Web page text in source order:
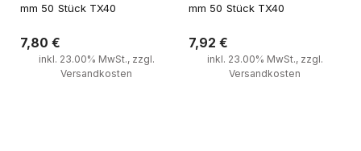
mm 50 Stück TX40
7,80 €
inkl. 23.00% MwSt., zzgl.
Versandkosten
mm 50 Stück TX40
7,92 €
inkl. 23.00% MwSt., zzgl.
Versandkosten